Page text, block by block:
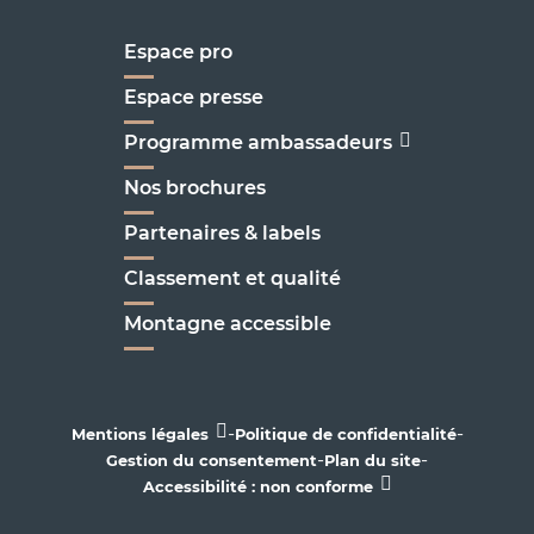
Espace pro
Espace presse
Programme ambassadeurs
Nos brochures
Partenaires & labels
Classement et qualité
Montagne accessible
Mentions légales -Politique de confidentialité-
Gestion du consentement-Plan du site-
Accessibilité : non conforme